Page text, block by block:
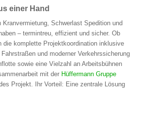
einer Hand
Schwerlast Spedition und
– termintreu, effizient und sicher. Ob
die komplette Projektkoordination inklusive
und moderner Verkehrssicherung
sowie eine Vielzahl an Arbeitsbühnen
mit der Hüffermann Gruppe
Projekt. Ihr Vorteil: Eine zentrale Lösung